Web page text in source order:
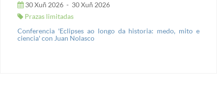
30 Xuñ 2026 - 30 Xuñ 2026
Prazas limitadas
Conferencia 'Eclipses ao longo da historia: medo, mito e
ciencia' con Juan Nolasco